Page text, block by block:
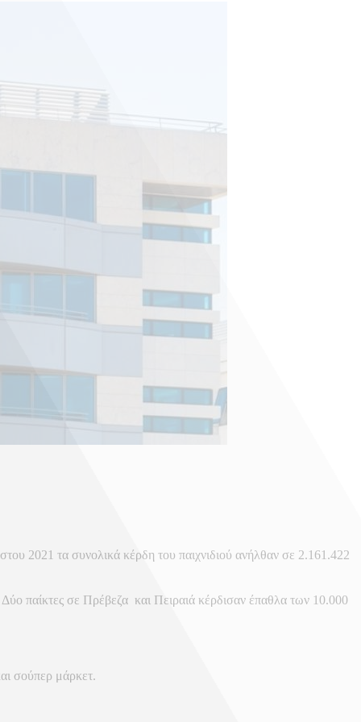
2021 τα συνολικά κέρδη του παιχνιδιού ανήλθαν σε 2.161.422
παίκτες σε Πρέβεζα και Πειραιά κέρδισαν έπαθλα των 10.000
σούπερ μάρκετ.